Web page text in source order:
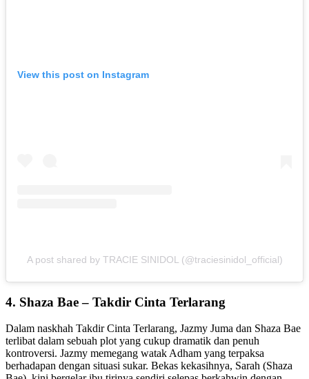
View this post on Instagram
A post shared by TRACIE SINIDOL (@traciesinidol_official)
4. Shaza Bae – Takdir Cinta Terlarang
Dalam naskhah Takdir Cinta Terlarang, Jazmy Juma dan Shaza Bae
terlibat dalam sebuah plot yang cukup dramatik dan penuh
kontroversi. Jazmy memegang watak Adham yang terpaksa
berhadapan dengan situasi sukar. Bekas kekasihnya, Sarah (Shaza